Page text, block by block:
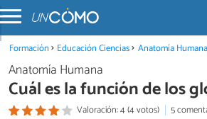
Formación Educación Ciencias Anatomía Humana
Anatomía Humana
Cuál es la función de los
Valoración: 4 (4 votos)
5